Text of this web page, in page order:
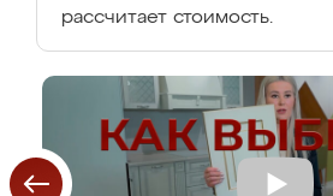
рассчитает стоимость.